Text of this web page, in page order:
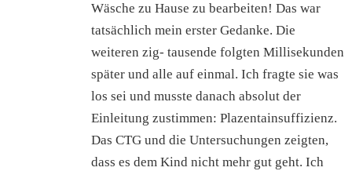
Wäsche zu Hause zu bearbeiten! Das war
tatsächlich mein erster Gedanke. Die
weiteren zig- tausende folgten Millisekunden
später und alle auf einmal. Ich fragte sie was
los sei und musste danach absolut der
Einleitung zustimmen: Plazentainsuffizienz.
Das CTG und die Untersuchungen zeigten,
dass es dem Kind nicht mehr gut geht. Ich